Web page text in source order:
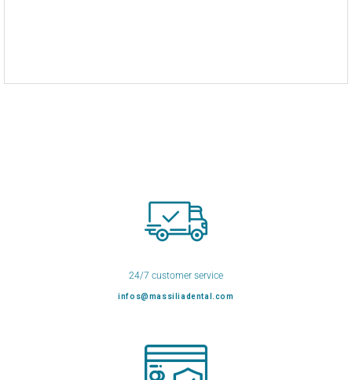
24/7 customer service
infos@massiliadental.com